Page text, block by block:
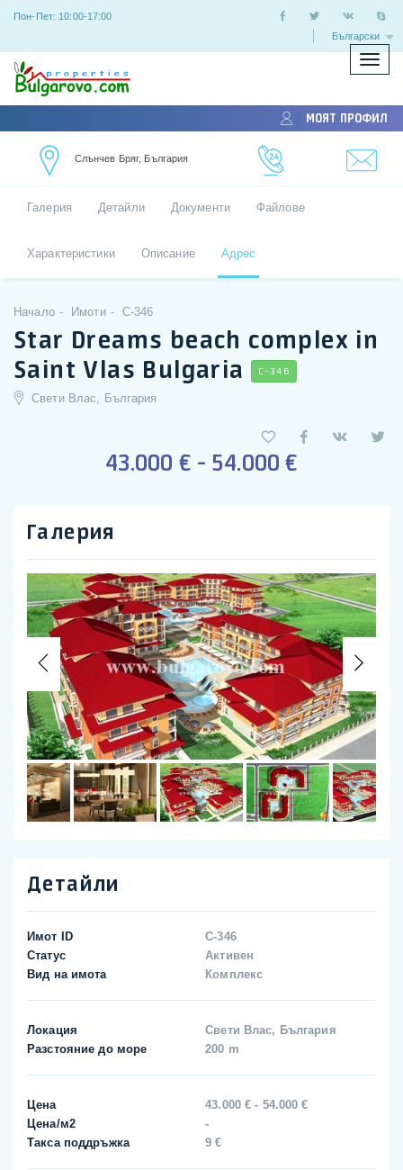
Пон-Пет: 10:00-17:00
Български
МОЯТ ПРОФИЛ
Слънчев Бряг, България
Галерия Детайли Документи Файлове
Характеристики Описание Адрес
Начало Имоти C-346
Star Dreams beach complex in
Saint Vlas Bulgaria
C-346
Свети Влас, България
43.000 € - 54.000 €
Галерия
Previous
Детайли
Имот ID
C-346
Статус
Активен
Вид на имота
Комплекс
Локация
Свети Влас, България
Разстояние до море
200 m
Цена
43.000 € - 54.000 €
Цена/м2
-
Такса поддръжка
9 €